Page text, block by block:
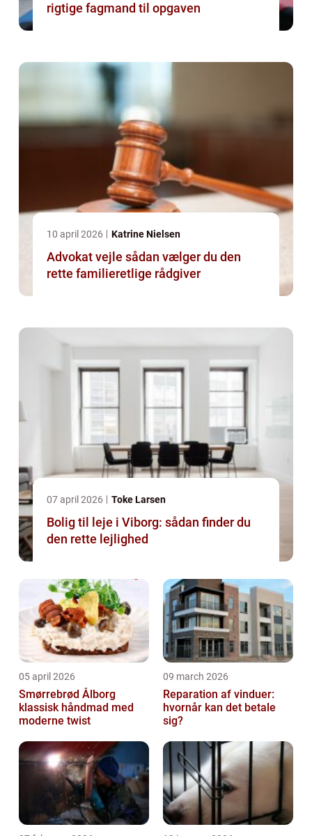
rigtige fagmand til opgaven
10 april 2026 Katrine Nielsen
Advokat vejle sådan vælger du den
rette familieretlige rådgiver
07 april 2026 Toke Larsen
Bolig til leje i Viborg: sådan finder du
den rette lejlighed
05 april 2026
Smørrebrød Ålborg
klassisk håndmad med
moderne twist
09 march 2026
Reparation af vinduer:
hvornår kan det betale
sig?